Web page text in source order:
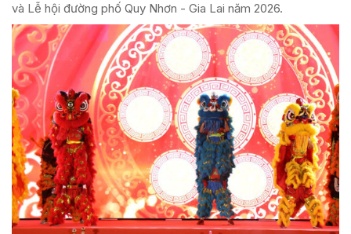
và Lễ hội đường phố Quy Nhơn - Gia Lai năm 2026.